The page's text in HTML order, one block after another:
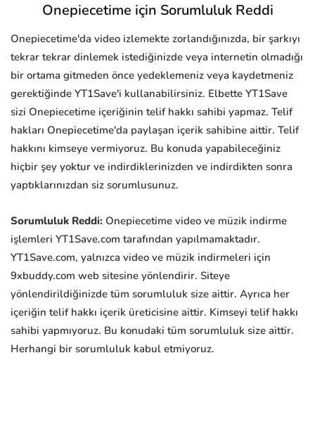
Onepiecetime için Sorumluluk Reddi
Onepiecetime'da video izlemekte zorlandığınızda, bir şarkıyı
tekrar tekrar dinlemek istediğinizde veya internetin olmadığı
bir ortama gitmeden önce yedeklemeniz veya kaydetmeniz
gerektiğinde YT1Save'i kullanabilirsiniz. Elbette YT1Save
sizi Onepiecetime içeriğinin telif hakkı sahibi yapmaz. Telif
hakları Onepiecetime'da paylaşan içerik sahibine aittir. Telif
hakkını kimseye vermiyoruz. Bu konuda yapabileceğiniz
hiçbir şey yoktur ve indirdiklerinizden ve indirdikten sonra
yaptıklarınızdan siz sorumlusunuz.
Sorumluluk Reddi: Onepiecetime video ve müzik indirme
işlemleri YT1Save.com tarafından yapılmamaktadır.
YT1Save.com, yalnızca video ve müzik indirmeleri için
9xbuddy.com web sitesine yönlendirir. Siteye
yönlendirildiğinizde tüm sorumluluk size aittir. Ayrıca her
içeriğin telif hakkı içerik üreticisine aittir. Kimseyi telif hakkı
sahibi yapmıyoruz. Bu konudaki tüm sorumluluk size aittir.
Herhangi bir sorumluluk kabul etmiyoruz.